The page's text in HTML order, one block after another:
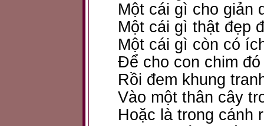
Một cái gì cho giản
Một cái gì thật đẹp
Một cái gì còn có
Để cho con chim đó
Rồi đem khung
Vào một thân cây
Hoặc là trong cánh